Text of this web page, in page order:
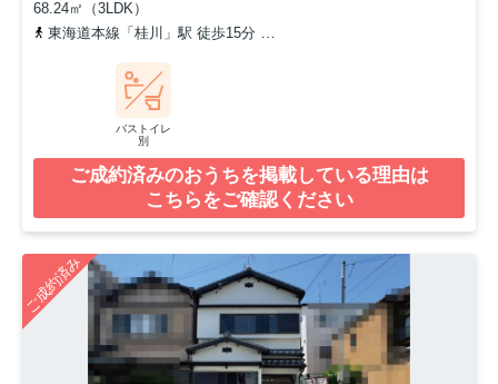
68.24㎡（3LDK）
東海道本線「桂川」駅 徒歩15分
バストイレ
別
ご成約済みのおうちを掲載している理由は
こちらをご確認ください
ご成約済み